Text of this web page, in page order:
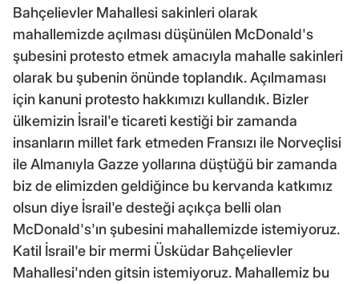
Bahçelievler Mahallesi sakinleri olarak
mahallemizde açılması düşünülen McDonald's
şubesini protesto etmek amacıyla mahalle sakinleri
olarak bu şubenin önünde toplandık. Açılmaması
için kanuni protesto hakkımızı kullandık. Bizler
ülkemizin İsrail'e ticareti kestiği bir zamanda
insanların millet fark etmeden Fransızı ile Norveçlisi
ile Almanıyla Gazze yollarına düştüğü bir zamanda
biz de elimizden geldiğince bu kervanda katkımız
olsun diye İsrail'e desteği açıkça belli olan
McDonald's'ın şubesini mahallemizde istemiyoruz.
Katil İsrail'e bir mermi Üsküdar Bahçelievler
Mahallesi'nden gitsin istemiyoruz. Mahallemiz bu